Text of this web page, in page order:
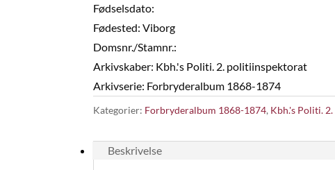
Fødselsdato:
Fødested: Viborg
Domsnr./Stamnr.:
Arkivskaber: Kbh.'s Politi. 2. politiinspektorat
Arkivserie: Forbryderalbum 1868-1874
Kategorier: Forbryderalbum 1868-1874, Kbh.'s Politi.
Beskrivelse